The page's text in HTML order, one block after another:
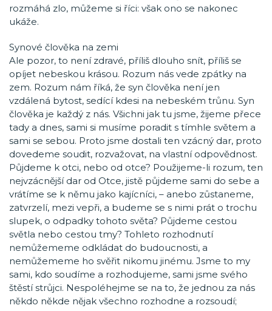
rozmáhá zlo, můžeme si říci: však ono se nakonec
ukáže.
Synové člověka na zemi
Ale pozor, to není zdravé, příliš dlouho snít, příliš se
opíjet nebeskou krásou. Rozum nás vede zpátky na
zem. Rozum nám říká, že syn člověka není jen
vzdálená bytost, sedící kdesi na nebeském trůnu. Syn
člověka je každý z nás. Všichni jak tu jsme, žijeme přece
tady a dnes, sami si musíme poradit s tímhle světem a
sami se sebou. Proto jsme dostali ten vzácný dar, proto
dovedeme soudit, rozvažovat, na vlastní odpovědnost.
Půjdeme k otci, nebo od otce? Použijeme-li rozum, ten
nejvzácnější dar od Otce, jistě půjdeme sami do sebe a
vrátíme se k němu jako kajícníci, – anebo zůstaneme,
zatvrzelí, mezi vepři, a budeme se s nimi prát o trochu
slupek, o odpadky tohoto světa? Půjdeme cestou
světla nebo cestou tmy? Tohleto rozhodnutí
nemůžememe odkládat do budoucnosti, a
nemůžememe ho svěřit nikomu jinému. Jsme to my
sami, kdo soudíme a rozhodujeme, sami jsme svého
štěstí strůjci. Nespoléhejme se na to, že jednou za nás
někdo někde nějak všechno rozhodne a rozsoudí;